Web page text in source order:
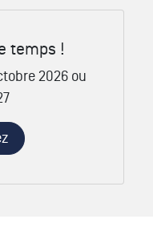
temps !
2026 ou